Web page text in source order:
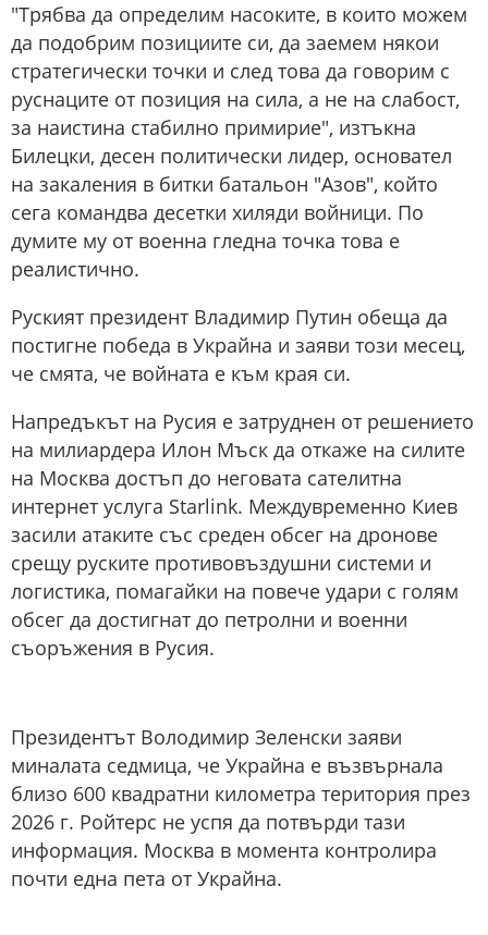
"Трябва да определим насоките, в които можем
да подобрим позициите си, да заемем някои
стратегически точки и след това да говорим с
руснаците от позиция на сила, а не на слабост,
за наистина стабилно примирие", изтъкна
Билецки, десен политически лидер, основател
на закаления в битки батальон "Азов", който
сега командва десетки хиляди войници. По
думите му от военна гледна точка това е
реалистично.
Руският президент Владимир Путин обеща да
постигне победа в Украйна и заяви този месец,
че смята, че войната е към края си.
Напредъкът на Русия е затруднен от решението
на милиардера Илон Мъск да откаже на силите
на Москва достъп до неговата сателитна
интернет услуга Starlink. Междувременно Киев
засили атаките със среден обсег на дронове
срещу руските противовъздушни системи и
логистика, помагайки на повече удари с голям
обсег да достигнат до петролни и военни
съоръжения в Русия.
Президентът Володимир Зеленски заяви
миналата седмица, че Украйна е възвърнала
близо 600 квадратни километра територия през
2026 г. Ройтерс не успя да потвърди тази
информация. Москва в момента контролира
почти една пета от Украйна.